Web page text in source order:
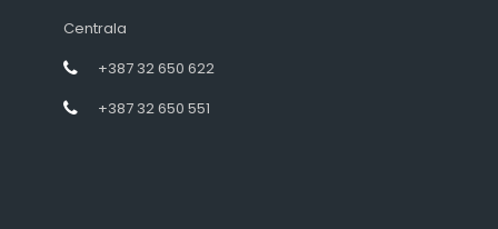
Centrala
+387 32 650 622
+387 32 650 551